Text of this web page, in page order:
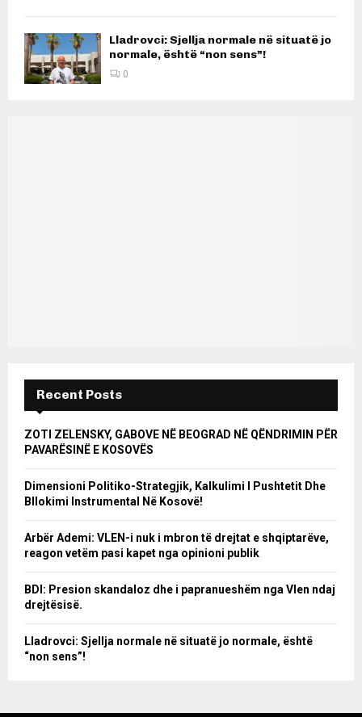
Lladrovci: Sjellja normale në situatë jo
normale, është “non sens”!
0
Recent Posts
ZOTI ZELENSKY, GABOVE NË BEOGRAD NË QËNDRIMIN PËR
PAVARËSINË E KOSOVËS
Dimensioni Politiko-Strategjik, Kalkulimi I Pushtetit Dhe
Bllokimi Instrumental Në Kosovë!
Arbër Ademi: VLEN-i nuk i mbron të drejtat e shqiptarëve,
reagon vetëm pasi kapet nga opinioni publik
BDI: Presion skandaloz dhe i papranueshëm nga Vlen ndaj
drejtësisë.
Lladrovci: Sjellja normale në situatë jo normale, është
“non sens”!